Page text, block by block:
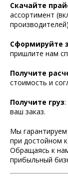
Скачайте
ассортимент
Сформируйте
пришлите нам
Получите
стоимость и
Получите груз
ваш заказ.
Мы
при достойном
Обращаясь к
прибыльный